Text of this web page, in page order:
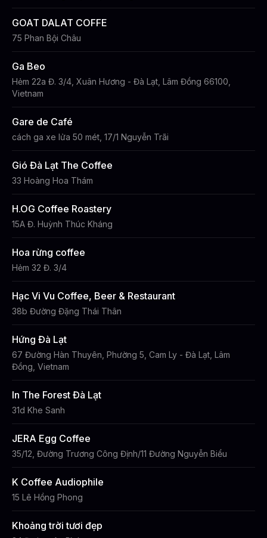
GOAT DALAT COFFE
75 Phan Bội Châu
Ga Beo
Hẻm 22a Đ. 3/4, Xuân Hương - Đà Lạt, Lâm Đồng 66100,
Vietnam
Gare de Café
cách ga xe lửa 50 mét, 17/1 Nguyễn Trãi
Gió Đà Lạt The Coffee
33 Hoàng Hoa Thám
H.OG Coffee Roastery
15A Đ. Huỳnh Thúc Kháng
Hoa rừng coffee
Hẻm 32 Đ. 3/4
Hạc Vi Vu Coffee, Beer & Restaurant
38b Đường Đặng Thái Thân
Hứng Đà Lạt
67 Đường Hàn Thuyên, Phường 5, Cam Ly - Đà Lạt, Lâm
Đồng, Vietnam
In The Forest Đà Lạt
31d Khe Sanh
JERA Egg Coffee
35/12, Đường Trương Công Định/11 Đường Nguyễn Biểu
K Coffee Audiophile
15 Lê Hồng Phong
Khoảng trời tươi đẹp